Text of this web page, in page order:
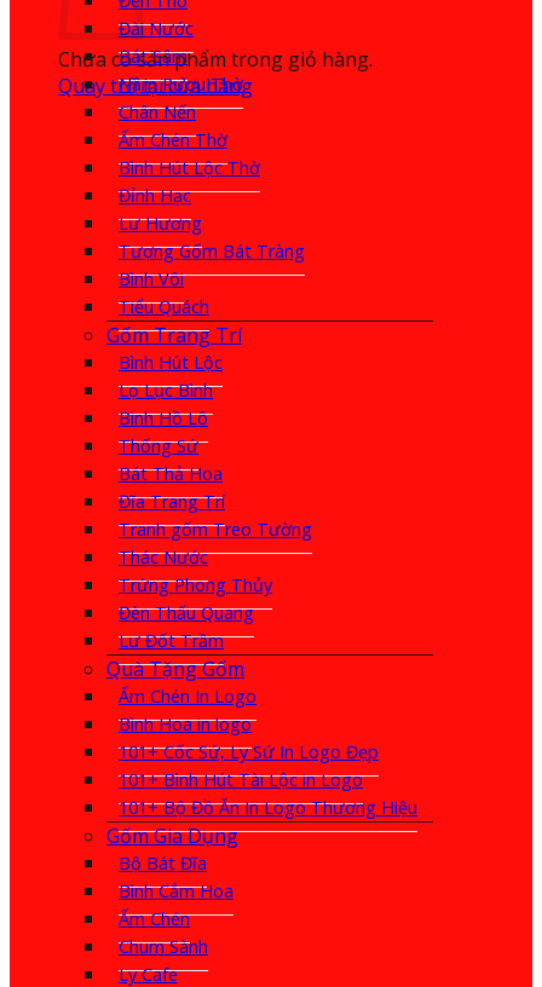
Chưa có sản phẩm trong giỏ hàng.
Quay trở lại cửa hàng
Đài Nước
Bát Sâm
Nậm Rượu Thờ
Chân Nến
Ấm Chén Thờ
Bình Hút Lộc Thờ
Đỉnh Hạc
Lư Hương
Tượng Gốm Bát Tràng
Bình Vôi
Tiểu Quách
Gốm Trang Trí
Bình Hút Lộc
Lọ Lục Bình
Bình Hồ Lô
Thống Sứ
Bát Thả Hoa
Đĩa Trang Trí
Tranh gốm Treo Tường
Thác Nước
Trứng Phong Thủy
Đèn Thấu Quang
Lư Đốt Trầm
Quà Tặng Gốm
Ấm Chén In Logo
Bình Hoa in logo
101+ Cốc Sứ, Ly Sứ In Logo Đẹp
101+ Bình Hút Tài Lộc in Logo
101+ Bộ Đồ Ăn In Logo Thương Hiệu
Gốm Gia Dụng
Bộ Bát Đĩa
Bình Cắm Hoa
Ấm Chén
Chum Sành
Ly Cafe